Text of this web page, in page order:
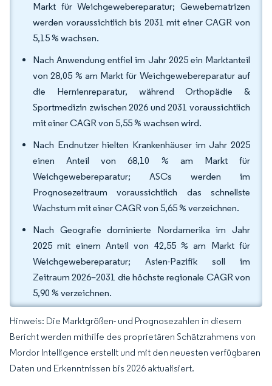
Markt für Weichgewebereparatur; Gewebematrizen
werden voraussichtlich bis 2031 mit einer CAGR von
5,15 % wachsen.
Nach Anwendung entfiel im Jahr 2025 ein Marktanteil
von 28,05 % am Markt für Weichgewebereparatur auf
die Hernienreparatur, während Orthopädie &
Sportmedizin zwischen 2026 und 2031 voraussichtlich
mit einer CAGR von 5,55 % wachsen wird.
Nach Endnutzer hielten Krankenhäuser im Jahr 2025
einen Anteil von 68,10 % am Markt für
Weichgewebereparatur; ASCs werden im
Prognosezeitraum voraussichtlich das schnellste
Wachstum mit einer CAGR von 5,65 % verzeichnen.
Nach Geografie dominierte Nordamerika im Jahr
2025 mit einem Anteil von 42,55 % am Markt für
Weichgewebereparatur; Asien-Pazifik soll im
Zeitraum 2026–2031 die höchste regionale CAGR von
5,90 % verzeichnen.
Hinweis: Die Marktgrößen- und Prognosezahlen in diesem
Bericht werden mithilfe des proprietären Schätzrahmens von
Mordor Intelligence erstellt und mit den neuesten verfügbaren
Daten und Erkenntnissen bis 2026 aktualisiert.